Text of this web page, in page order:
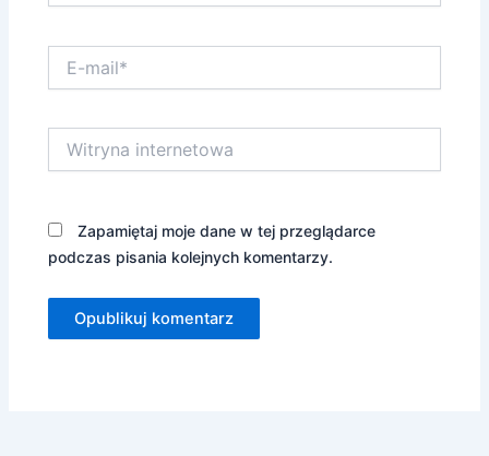
mail*
internetowa
Zapamiętaj moje dane w tej przeglądarce
podczas pisania kolejnych komentarzy.